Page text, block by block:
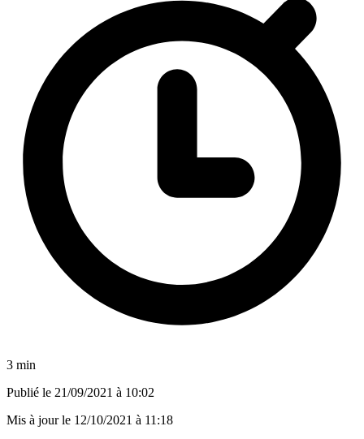
3 min
Publié le 21/09/2021 à 10:02
Mis à jour le 12/10/2021 à 11:18